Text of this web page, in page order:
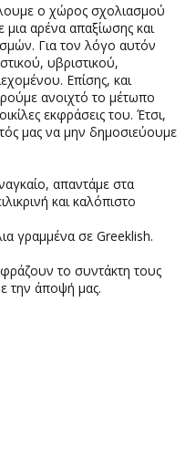
ο χώρος σχολιασμού
μια αρένα απαξίωσης και
Για τον λόγο αυτόν
υβριστικού,
Επίσης, και
ανοιχτό το μέτωπο
εκφράσεις του. Έτσι,
μας να μην δημοσιεύουμε
απαντάμε στα
και καλόπιστο
γραμμένα σε Greeklish.
το συντάκτη τους
την άποψή μας.